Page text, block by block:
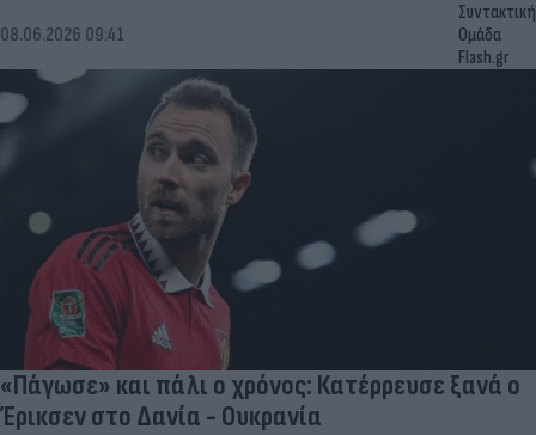
08.06.2026 09:41
Συντακτική
Ομάδα
Flash.gr
«Πάγωσε» και πάλι ο χρόνος: Κατέρρευσε ξανά ο
Έρικσεν στο Δανία - Ουκρανία